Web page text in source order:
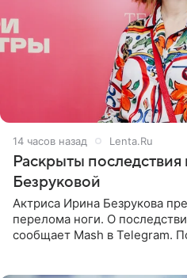
14 часов назад Lenta.Ru
Раскрыты
Безруковой
Актриса Ирина Безрукова
перелома ноги. О
сообщает Mash в Telegram.